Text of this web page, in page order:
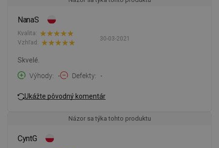
NanaS
30-03-2021
Kvalita:
Vzhľad:
Skvelé.
Výhody
- Defekty -
Ukážte pôvodný komentár
Názor sa týka tohto produktu
CyntG